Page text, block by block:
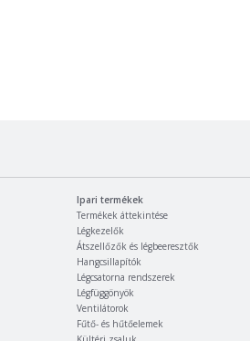
Ipari termékek
Termékek áttekintése
Légkezelők
Átszellőzők és légbeeresztők
Hangcsillapítók
Légcsatorna rendszerek
Légfüggönyök
Ventilátorok
Fűtő- és hűtőelemek